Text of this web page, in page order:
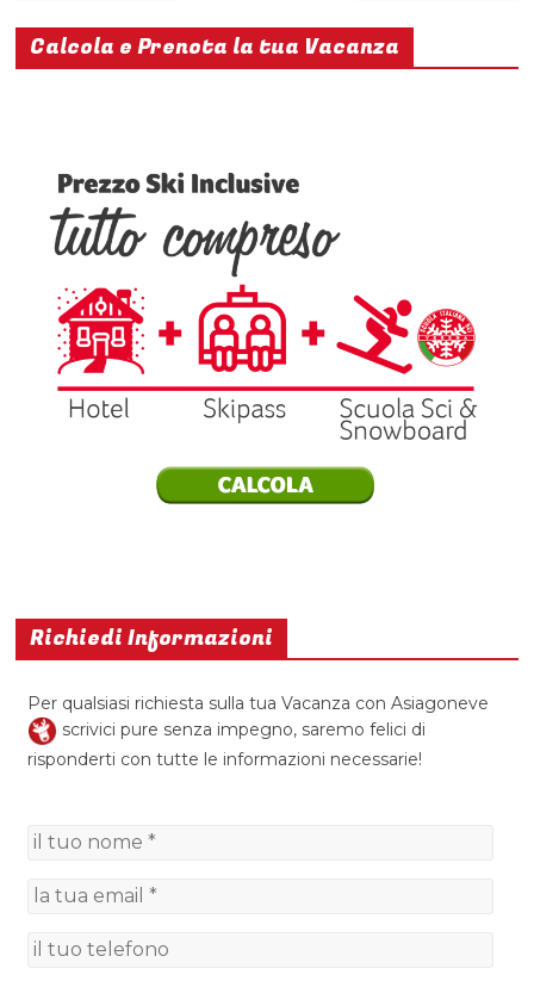
Calcola e Prenota la tua Vacanza
Richiedi Informazioni
Per qualsiasi richiesta sulla tua Vacanza con Asiagoneve
scrivici pure senza impegno, saremo felici di
risponderti con tutte le informazioni necessarie!